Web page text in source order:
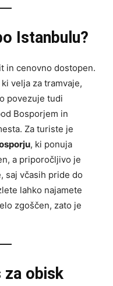
Istanbulu?
in cenovno dostopen.
ki velja za tramvaje,
povezuje tudi
Bosporjem in
Za turiste je
, ki ponuja
a priporočljivo je
saj včasih pride do
lahko najamete
zgoščen, zato je
za obisk